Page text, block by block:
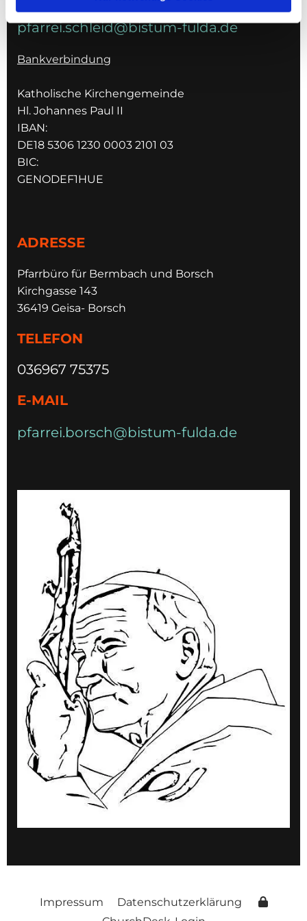
pfarrei.schleid@bistum-fulda.de
Bankverbindung
Katholische Kirchengemeinde
Hl. Johannes Paul II
IBAN:
DE18 5306 1230 0003 2101 03
BIC:
GENODEF1HUE
ADRESSE
Pfarrbüro für Bermbach und Borsch
Kirchgasse 143
36419 Geisa- Borsch
TELEFON
036967 75375
E-MAIL
pfarrei.borsch@bistum-fulda.de
Impressum
Datenschutzerklärung